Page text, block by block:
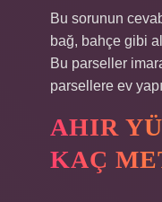
Bu sorunun
bağ, bahçe gibi
Bu parseller
parsellere ev
AHIR
KAÇ